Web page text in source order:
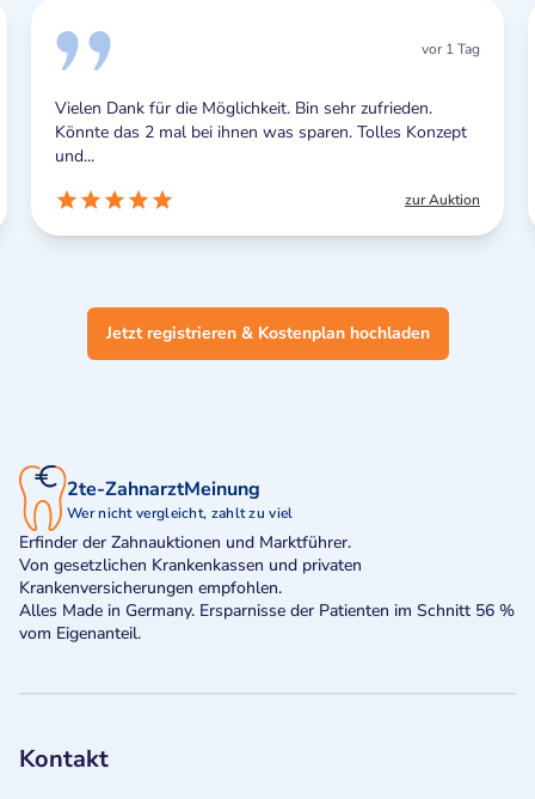
vor 1 Tag
Vielen Dank für die Möglichkeit. Bin sehr zufrieden.
Könnte das 2 mal bei ihnen was sparen. Tolles Konzept
und...
zur Auktion
Jetzt registrieren & Kostenplan hochladen
2te-ZahnarztMeinung
Wer nicht vergleicht, zahlt zu viel
Erfinder der Zahnauktionen und Marktführer.
Von gesetzlichen Krankenkassen und privaten
Krankenversicherungen empfohlen.
Alles Made in Germany. Ersparnisse der Patienten im Schnitt 56 %
vom Eigenanteil.
Kontakt